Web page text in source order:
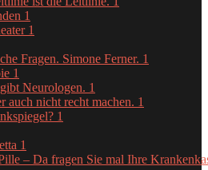
1
1
Fragen. Simone Ferner. 1
1
Neurologen. 1
auch nicht recht machen. 1
1
1
– Da fragen Sie mal Ihre